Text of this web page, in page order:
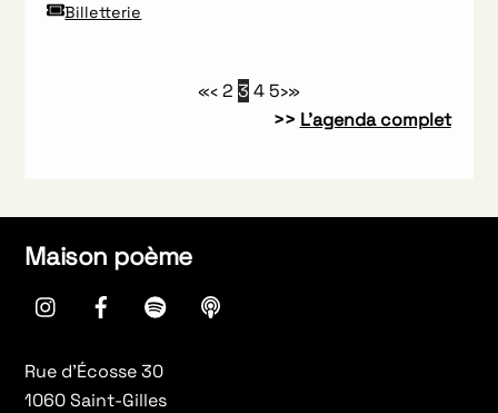
Billetterie
«‹2 3 45›»
>> L’agenda complet
Maison poème
instagramFacebookspotify
Rue d’Écosse 30
1060 Saint-Gilles